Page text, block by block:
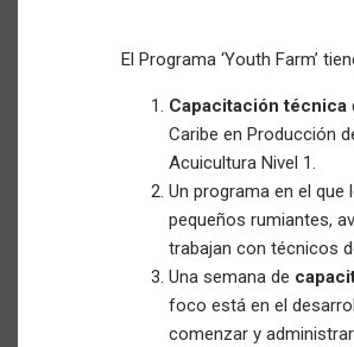
El Programa ‘Youth Farm’
Capacitación técnica
Caribe en Producción
Acuicultura Nivel 1.
Un programa en el
pequeños rumiantes,
trabajan con técnicos
Una semana de
foco está en el
comenzar y